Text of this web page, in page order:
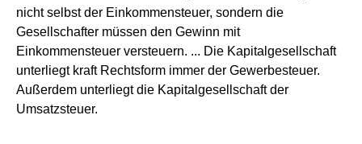
nicht selbst der Einkommensteuer, sondern die
Gesellschafter müssen den Gewinn mit
Einkommensteuer versteuern. ... Die Kapitalgesellschaft
unterliegt kraft Rechtsform immer der Gewerbesteuer.
Außerdem unterliegt die Kapitalgesellschaft der
Umsatzsteuer.